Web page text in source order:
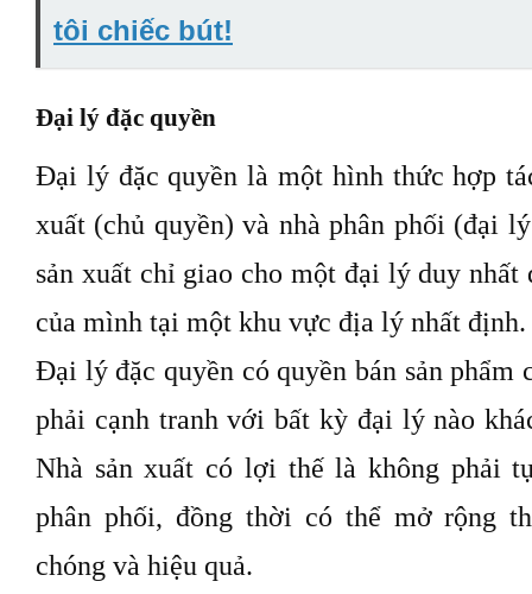
tôi chiếc bút!
Đại lý đặc quyền
Đại lý đặc quyền là một hình thức hợp
xuất (chủ quyền) và nhà phân phối (đại
sản xuất chỉ giao cho một đại lý duy nhất
của mình tại một khu vực địa lý nhất định.
Đại lý đặc quyền có quyền bán sản phẩm
phải cạnh tranh với bất kỳ đại lý nào
Nhà sản xuất có lợi thế là không phải
phân phối, đồng thời có thể mở rộng
chóng và hiệu quả.